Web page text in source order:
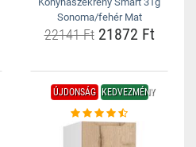
Sonoma/fehér Mat
22141 Ft21872 Ft
ÚJDONSÁG KEDVEZMÉNY